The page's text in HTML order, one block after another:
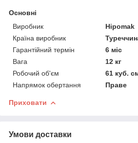
Основні
Виробник
Hipomak
Країна виробник
Гарантійний термін
6 міс
Вага
12 кг
Робочий об'єм
61 куб.
Напрямок обертання
Праве
Приховати
Умови доставки